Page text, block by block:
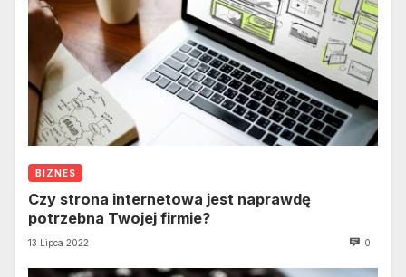
BIZNES
Czy strona internetowa jest naprawdę
potrzebna Twojej firmie?
13 Lipca 2022 0